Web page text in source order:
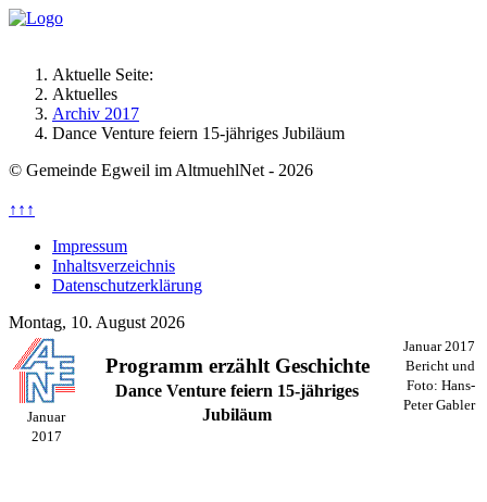
Aktuelle Seite:
Aktuelles
Archiv 2017
Dance Venture feiern 15-jähriges Jubiläum
© Gemeinde Egweil im AltmuehlNet - 2026
↑↑↑
Impressum
Inhaltsverzeichnis
Datenschutzerklärung
Montag, 10. August 2026
Januar
2017
Programm erzählt Geschichte
Dance Venture feiern 15-jähriges
Jubiläum
Januar 2017
Bericht und
Foto: Hans-
Peter Gabler